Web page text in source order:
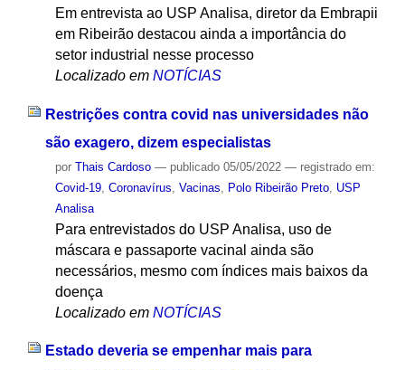
Em entrevista ao USP Analisa, diretor da Embrapii
em Ribeirão destacou ainda a importância do
setor industrial nesse processo
Localizado em NOTÍCIAS
Restrições contra covid nas universidades não
são exagero, dizem especialistas
por Thais Cardoso — publicado05/05/2022 — registrado em:
Covid-19, Coronavírus Vacinas Polo Ribeirão Preto, USP
Analisa
Para entrevistados do USP Analisa, uso de
máscara e passaporte vacinal ainda são
necessários, mesmo com índices mais baixos da
doença
Localizado em NOTÍCIAS
Estado deveria se empenhar mais para